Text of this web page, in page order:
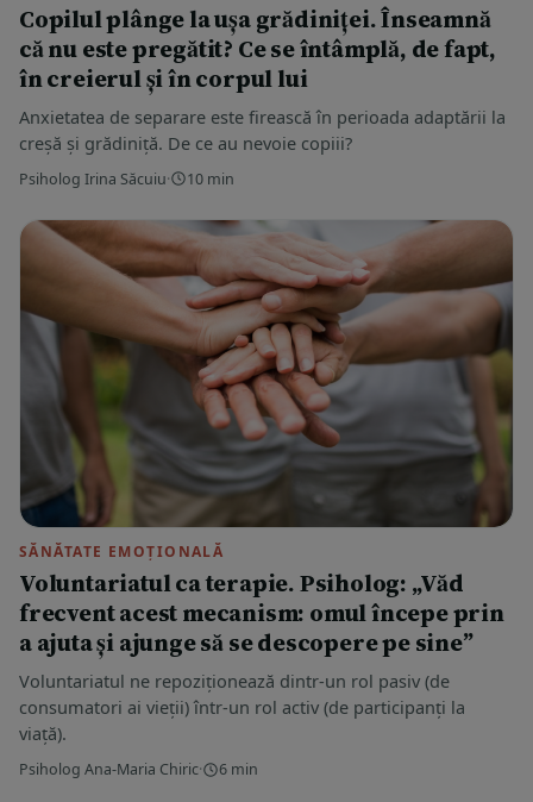
Copilul plânge la ușa grădiniței. Înseamnă
că nu este pregătit? Ce se întâmplă, de fapt,
în creierul și în corpul lui
Anxietatea de separare este firească în perioada adaptării la
creșă și grădiniță. De ce au nevoie copiii?
Psiholog Irina Săcuiu· 10 min
SĂNĂTATE EMOȚIONALĂ
Voluntariatul ca terapie. Psiholog: „Văd
frecvent acest mecanism: omul începe prin
a ajuta și ajunge să se descopere pe sine”
Voluntariatul ne repoziționează dintr-un rol pasiv (de
consumatori ai vieții) într-un rol activ (de participanți la
viață).
Psiholog Ana-Maria Chiric· 6 min